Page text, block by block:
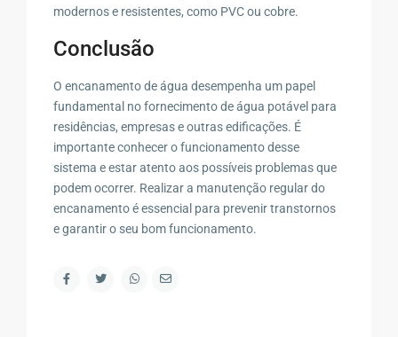
modernos e resistentes, como PVC ou cobre.
Conclusão
O encanamento de água desempenha um papel
fundamental no fornecimento de água potável para
residências, empresas e outras edificações. É
importante conhecer o funcionamento desse
sistema e estar atento aos possíveis problemas que
podem ocorrer. Realizar a manutenção regular do
encanamento é essencial para prevenir transtornos
e garantir o seu bom funcionamento.